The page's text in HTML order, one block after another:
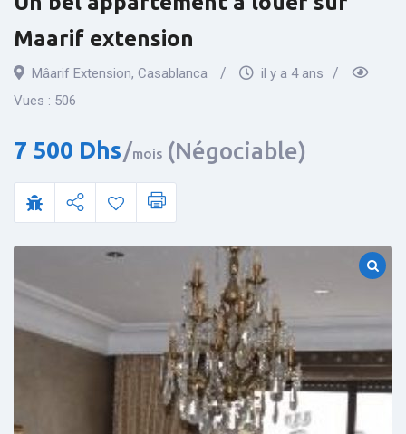
Maarif extension
Mâarif Extension, Casablanca
il y a 4 ans
Vues : 506
7 500 Dhs mois (Négociable)